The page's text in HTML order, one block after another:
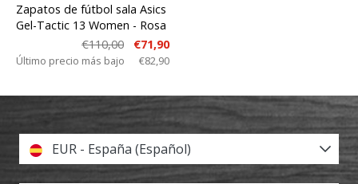
Zapatos de fútbol sala Asics
Gel-Tactic 13 Women - Rosa
€110,00
€71,90
Último precio más bajo €82,90
EUR - España (Español)